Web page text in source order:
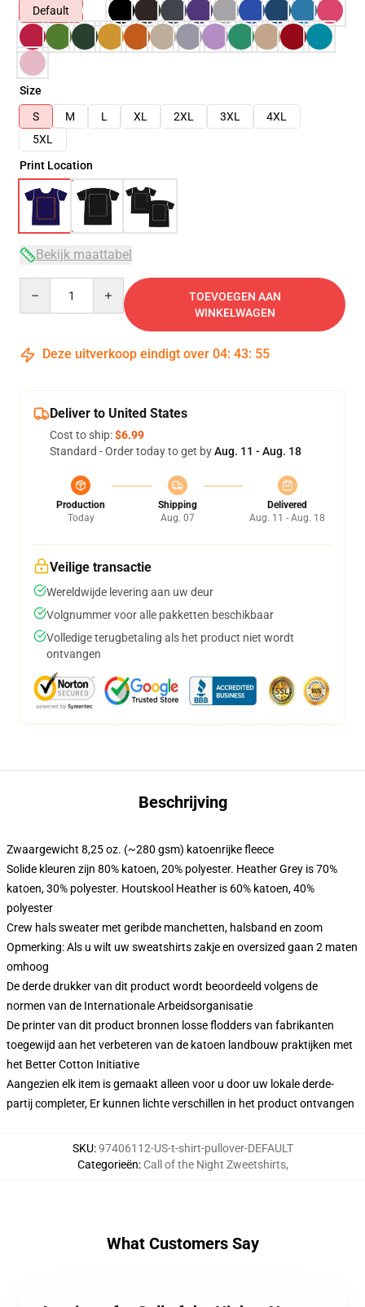
Default
Size
S
M L XL 2XL 3XL
4XL
5XL
Print Location
Bekijk maattabel
TOEVOEGEN AAN
WINKELWAGEN
Deze uitverkoop eindigt over 04: 43: 54
Deliver to United States
Cost to ship:$6.99
Standard - Order today to get byAug. 11 - Aug. 18
Production
Today
Shipping
Aug. 07
Delivered
Aug. 11 - Aug. 18
Veilige transactie
Wereldwijde levering aan uw deur
Volgnummer voor alle pakketten beschikbaar
Volledige terugbetaling als het product niet wordt
ontvangen
Beschrijving
Zwaargewicht 8,25 oz. (~280 gsm) katoenrijke fleece
Solide kleuren zijn 80% katoen, 20% polyester. Heather Grey is 70%
katoen, 30% polyester. Houtskool Heather is 60% katoen, 40%
polyester
Crew hals sweater met geribde manchetten, halsband en zoom
Opmerking: Als u wilt uw sweatshirts zakje en oversized gaan 2 maten
omhoog
De derde drukker van dit product wordt beoordeeld volgens de
normen van de Internationale Arbeidsorganisatie
De printer van dit product bronnen losse flodders van fabrikanten
toegewijd aan het verbeteren van de katoen landbouw praktijken met
het Better Cotton Initiative
Aangezien elk item is gemaakt alleen voor u door uw lokale derde-
partij completer, Er kunnen lichte verschillen in het product ontvangen
SKU:97406112-US-t-shirt-pullover-DEFAULT
Categorieën: Call of the Night Zweetshirts,
What Customers Say